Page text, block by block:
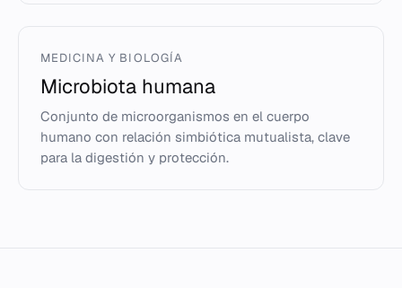
MEDICINA Y BIOLOGÍA
Microbiota humana
Conjunto de microorganismos en el cuerpo
humano con relación simbiótica mutualista, clave
para la digestión y protección.